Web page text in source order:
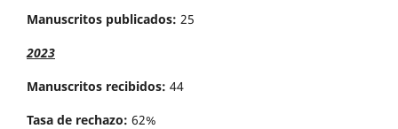
Manuscritos publicados: 25
2023
Manuscritos recibidos: 44
Tasa de rechazo: 62%